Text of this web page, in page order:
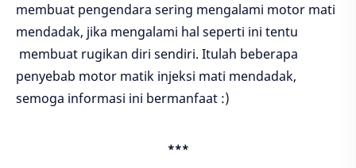
membuat pengendara sering mengalami motor mati
mendadak, jika mengalami hal seperti ini tentu
membuat rugikan diri sendiri. Itulah beberapa
penyebab motor matik injeksi mati mendadak,
semoga informasi ini bermanfaat :)
***